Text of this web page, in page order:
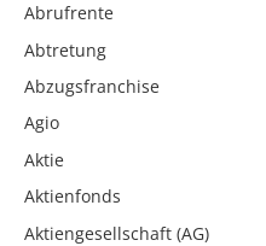
Abrufrente
Abtretung
Abzugsfranchise
Agio
Aktie
Aktienfonds
Aktiengesellschaft (AG)